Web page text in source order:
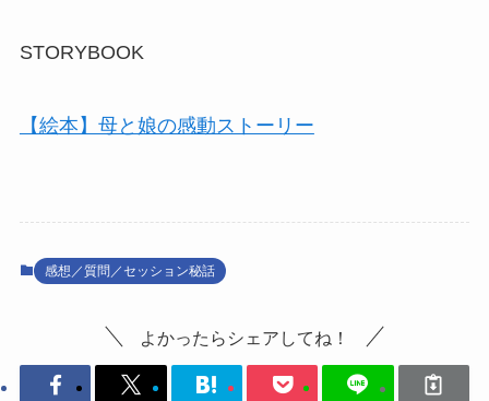
STORYBOOK
【絵本】母と娘の感動ストーリー
感想／質問／セッション秘話
よかったらシェアしてね！